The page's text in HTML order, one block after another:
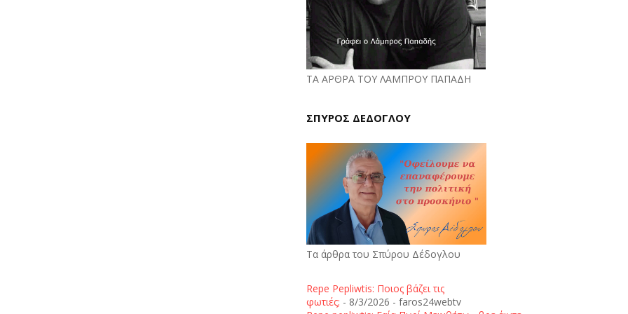
ΤΑ ΑΡΘΡΑ ΤΟΥ ΛΑΜΠΡΟΥ ΠΑΠΑΔΗ
ΣΠΥΡΟΣ ΔΕΔΟΓΛΟΥ
Τα άρθρα του Σπύρου Δέδογλου
Repe Pepliwtis: Ποιος βάζει τις
φωτιές; - 8/3/2026 - faros24webtv